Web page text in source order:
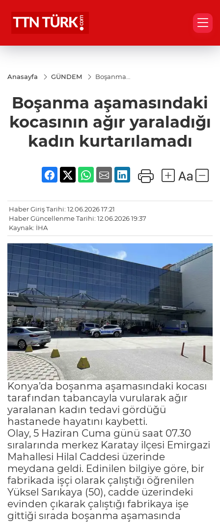
Anasayfa GÜNDEM
Boşanma
yaraladığı
kadın
kurtarılamadı
Boşanma aşamasındaki
kocasının ağır yaraladığı
kadın kurtarılamadı
Haber Giriş Tarihi: 12.06.2026 17:21
Haber Güncellenme Tarihi: 12.06.2026 19:37
Kaynak: İHA
Konya’da boşanma aşamasındaki kocası
tarafından tabancayla vurularak ağır
yaralanan kadın tedavi gördüğü
hastanede hayatını kaybetti.
Olay, 5 Haziran Cuma günü saat 07.30
sıralarında merkez Karatay ilçesi Emirgazi
Mahallesi Hilal Caddesi üzerinde
meydana geldi. Edinilen bilgiye göre, bir
fabrikada işçi olarak çalıştığı öğrenilen
Yüksel Sarıkaya (50), cadde üzerindeki
evinden çıkarak çalıştığı fabrikaya işe
gittiği sırada boşanma aşamasında